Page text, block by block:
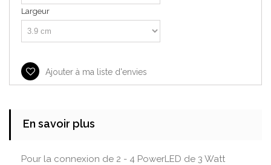
Largeur
Ajouter à ma liste d'envies
En savoir plus
Pour la connexion de 2 - 4 PowerLED de 3 Watt